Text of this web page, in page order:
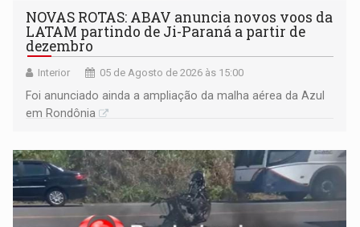
NOVAS ROTAS: ABAV anuncia novos voos da
LATAM partindo de Ji-Paraná a partir de
dezembro
Interior 05 de Agosto de 2026 às 15:00
Foi anunciado ainda a ampliação da malha aérea da Azul
em Rondônia